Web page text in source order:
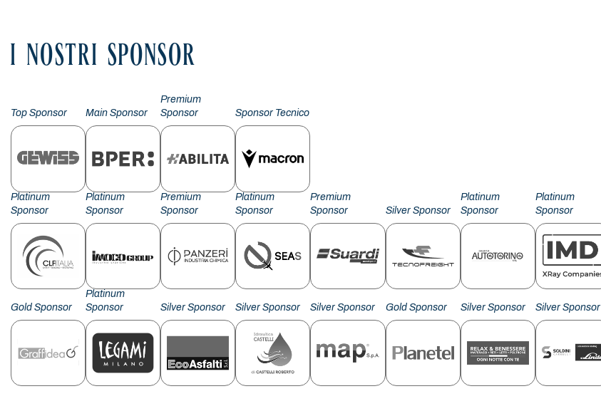
I NOSTRI SPONSOR
Top Sponsor Main Sponsor
Premium
Sponsor
Sponsor Tecnico
Platinum
Sponsor
Platinum
Sponsor
Premium
Sponsor
Platinum
Sponsor
Premium
Sponsor
Silver Sponsor
Platinum
Sponsor
Platinum
Sponsor
Gold Sponsor
Platinum
Sponsor
Silver Sponsor Silver Sponsor Silver Sponsor Gold Sponsor Silver Sponsor Silver Sponsor